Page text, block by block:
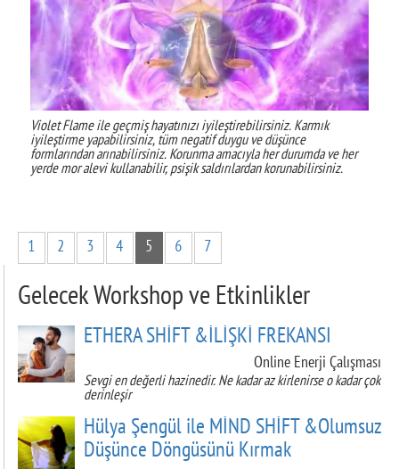
Violet Flame ile geçmiş hayatınızı iyileştirebilirsiniz. Karmık
iyileştirme yapabilirsiniz, tüm negatif duygu ve düşünce
formlarından arınabilirsiniz. Korunma amacıyla her durumda ve her
yerde mor alevi kullanabilir, psişik saldırılardan korunabilirsiniz.
1 2 3 4 5 6 7
Gelecek Workshop ve Etkinlikler
ETHERA SHİFT &İLİŞKİ FREKANSI
Online Enerji Çalışması
Sevgi en değerli hazinedir. Ne kadar az kirlenirse o kadar çok
derinleşir
Hülya Şengül ile MİND SHİFT &Olumsuz
Düşünce Döngüsünü Kırmak